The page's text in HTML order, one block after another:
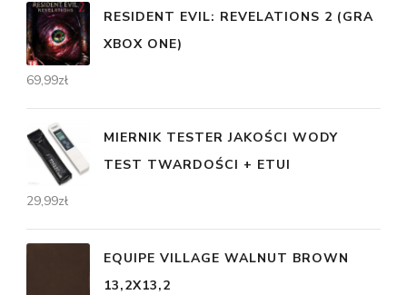
RESIDENT EVIL: REVELATIONS 2 (GRA
XBOX ONE)
69,99zł
MIERNIK TESTER JAKOŚCI WODY
TEST TWARDOŚCI + ETUI
29,99zł
EQUIPE VILLAGE WALNUT BROWN
13,2X13,2